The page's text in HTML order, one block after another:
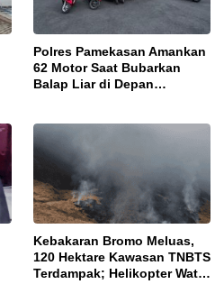
Polres Pamekasan Amankan
62 Motor Saat Bubarkan
Balap Liar di Depan
Kebakaran Bromo Meluas,
120 Hektare Kawasan TNBTS
Terdampak; Helikopter Water